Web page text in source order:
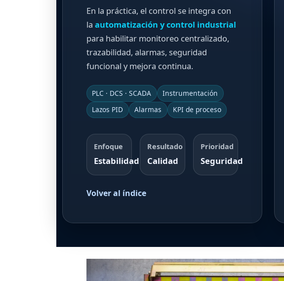
En la práctica, el control se integra con
la automatización y control industrial
para habilitar monitoreo centralizado,
trazabilidad, alarmas, seguridad
funcional y mejora continua.
PLC · DCS · SCADA
Instrumentación
Lazos PID
Alarmas KPI de proceso
Enfoque
Estabilidad
Resultado
Calidad
Prioridad
Seguridad
Volver al índice